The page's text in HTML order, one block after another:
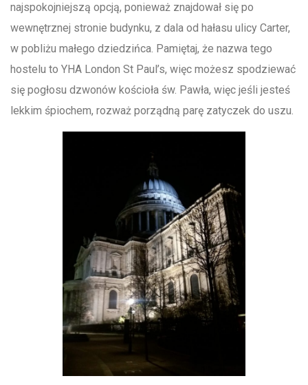
najspokojniejszą opcją, ponieważ znajdował się po
wewnętrznej stronie budynku, z dala od hałasu ulicy Carter,
w pobliżu małego dziedzińca. Pamiętaj, że nazwa tego
hostelu to YHA London St Paul’s, więc możesz spodziewać
się pogłosu dzwonów kościoła św. Pawła, więc jeśli jesteś
lekkim śpiochem, rozważ porządną parę zatyczek do uszu.